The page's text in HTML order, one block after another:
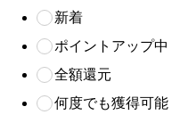
新着
ポイントアップ中
全額還元
何度でも獲得可能